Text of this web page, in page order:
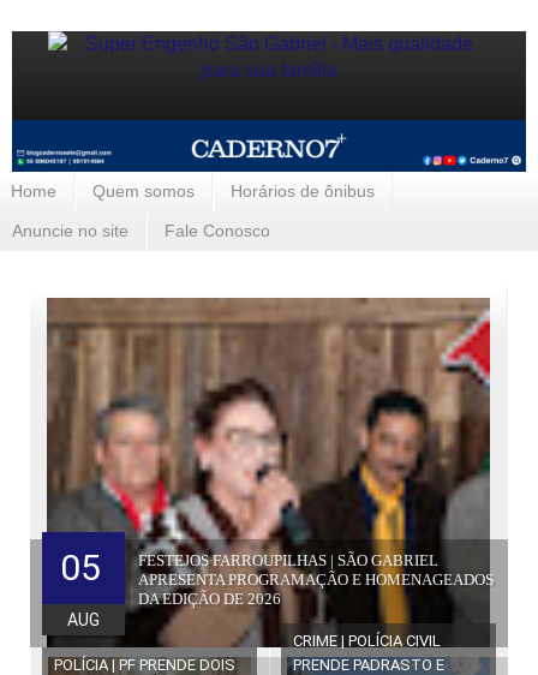
Home Quem somos Horários de ônibus
Anuncie no site Fale Conosco
FESTEJOS FARROUPILHAS | SÃO GABRIEL
APRESENTA PROGRAMAÇÃO E HOMENAGEADOS
DA EDIÇÃO DE 2026
05
AUG
POLÍCIA | PF PRENDE DOIS
CRIME | POLÍCIA CIVIL
PRENDE PADRASTO E